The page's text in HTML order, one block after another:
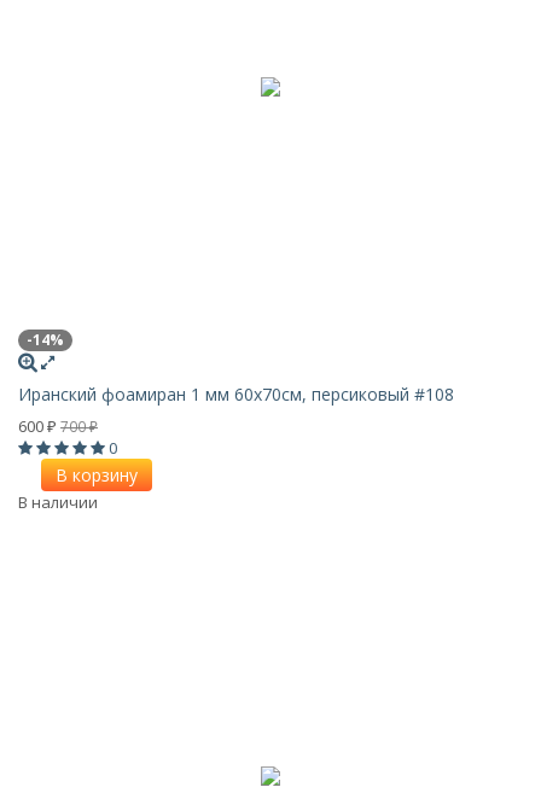
-14%
Иранский фоамиран 1 мм 60х70см, персиковый #108
600 ₽ 700₽
0
В корзину
В наличии